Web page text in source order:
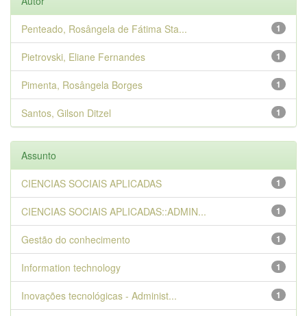
1
Penteado, Rosângela de Fátima Sta...
1
Pietrovski, Eliane Fernandes
1
Pimenta, Rosângela Borges
1
Santos, Gilson Ditzel
Assunto
1
CIENCIAS SOCIAIS APLICADAS
1
CIENCIAS SOCIAIS APLICADAS::ADMIN...
1
Gestão do conhecimento
1
Information technology
1
Inovações tecnológicas - Administ...